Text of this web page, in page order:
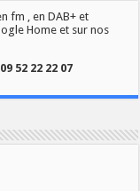
fm , en DAB+ et
Home et sur nos
09 52 22 22 07